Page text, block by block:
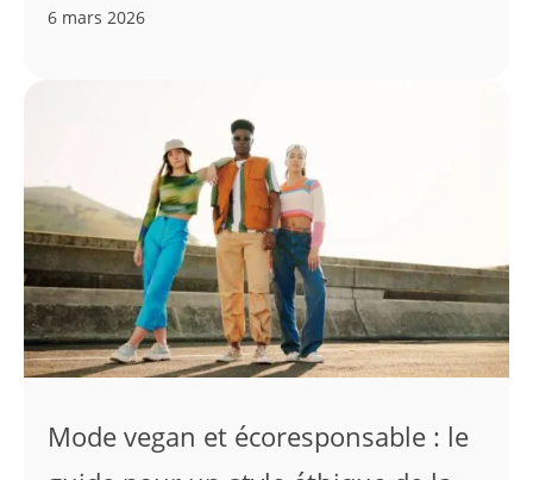
6 mars 2026
Mode vegan et écoresponsable : le